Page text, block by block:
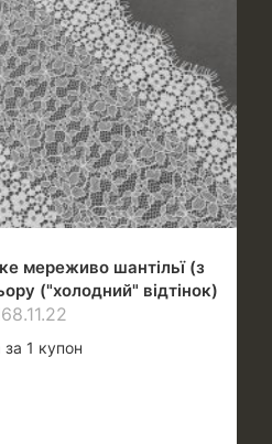
мереживо шантільї (з
("холодний" відтінок)
за 1 купон